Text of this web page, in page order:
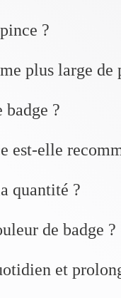
?
plus large
?
est-elle
quantité ?
de badge ?
et